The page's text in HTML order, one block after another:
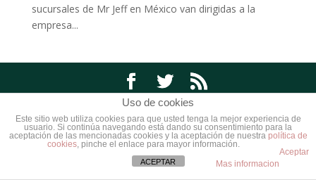
sucursales de Mr Jeff en México van dirigidas a la
empresa...
Localizacion-FAQ
Uso de cookies
Este sitio web utiliza cookies para que usted tenga la mejor experiencia de
usuario. Si continúa navegando está dando su consentimiento para la
aceptación de las mencionadas cookies y la aceptación de nuestra política de
cookies, pinche el enlace para mayor información.
Aceptar
Mas informacion
ACEPTAR